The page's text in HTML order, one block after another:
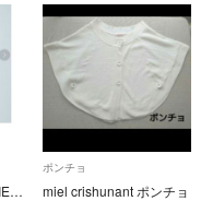
新品 タグ付き MIEL CRISHUNANT ルーズボーダー ロンT グレー
ポンチョ
miel crishunant ポンチョ